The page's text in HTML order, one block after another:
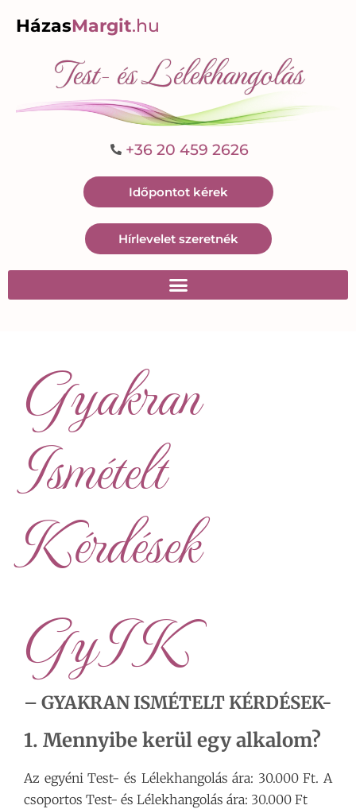
HázasMargit.hu
Test- és Lélekhangolás
+36 20 459 2626
Időpontot kérek
Hírlevelet szeretnék
Gyakran
Ismételt
Kérdések
Gy I K
– GYAKRAN ISMÉTELT KÉRDÉSEK-
1. Mennyibe kerül egy alkalom?
Az egyéni Test- és Lélekhangolás ára: 30.000 Ft. A
csoportos Test- és Lélekhangolás ára: 30.000 Ft